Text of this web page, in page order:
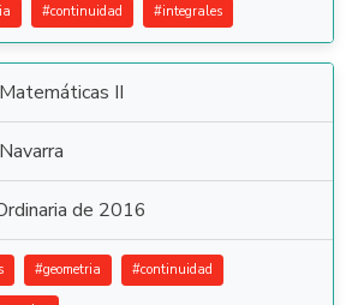
#continuidad #integrales
Matemáticas II
Navarra
de 2016
#geometria #continuidad